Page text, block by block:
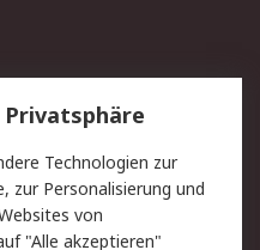
Lieferlösungen
Kontakt
Privatkunden
Technologien zur
zur Personalisierung und
von
"Alle akzeptieren"